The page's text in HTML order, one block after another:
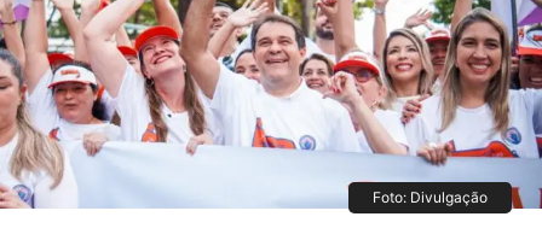
Foto: Divulgação